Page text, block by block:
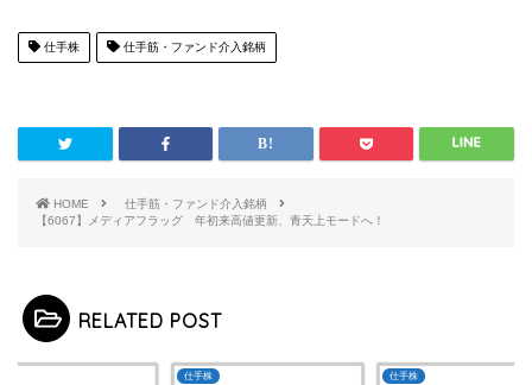
仕手株 仕手筋・ファンド介入銘柄
HOME
仕手筋・ファンド介入銘柄
【6067】メディアフラッグ 年初来高値更新、青天上モードへ！
RELATED POST
仕手株 仕手株